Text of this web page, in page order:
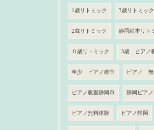
1歳リトミック 3歳リトミック
2歳リトミック 静岡絵本リト
０歳リトミック 3歳 ピアノ
年少 ピアノ教室 ピアノ 無
ピアノ教室静岡市 静岡ピア
ピアノ無料体験 ピアノ静岡